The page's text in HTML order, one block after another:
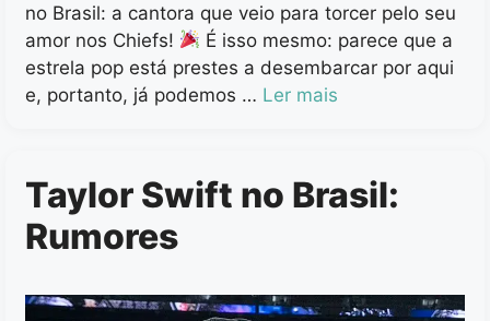
no Brasil: a cantora que veio para torcer pelo seu
amor nos Chiefs!
É isso mesmo: parece que a
estrela pop está prestes a desembarcar por aqui
e, portanto, já podemos … Ler mais
Taylor Swift no Brasil:
Rumores